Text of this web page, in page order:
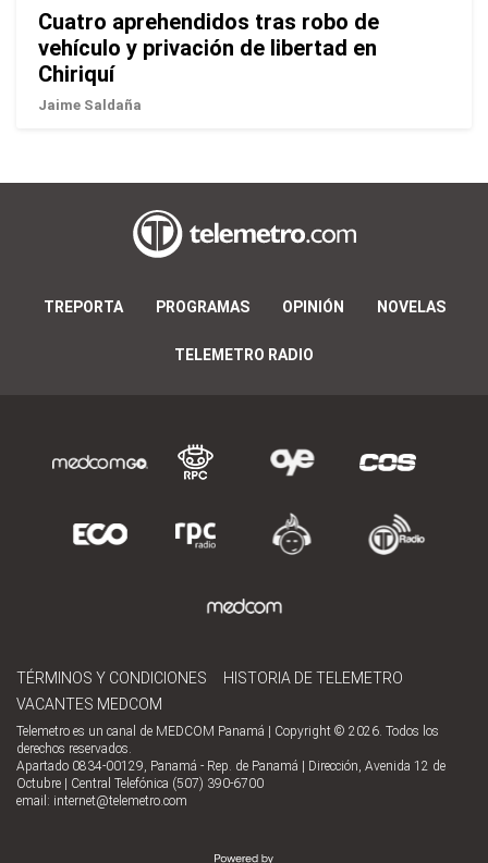
Cuatro aprehendidos tras robo de
vehículo y privación de libertad en
Chiriquí
Jaime Saldaña
TREPORTA PROGRAMAS OPINIÓN NOVELAS
TELEMETRO RADIO
TÉRMINOS Y CONDICIONES
HISTORIA DE TELEMETRO
VACANTES MEDCOM
Telemetro es un canal de MEDCOM Panamá | Copyright © 2026. Todos los
derechos reservados.
Apartado 0834-00129, Panamá - Rep. de Panamá | Dirección, Avenida 12 de
Octubre | Central Telefónica (507) 390-6700
email: internet@telemetro.com